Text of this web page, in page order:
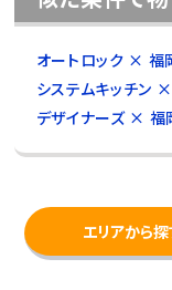
オートロック × 福
システムキッチン
デザイナーズ × 福
エリアから探